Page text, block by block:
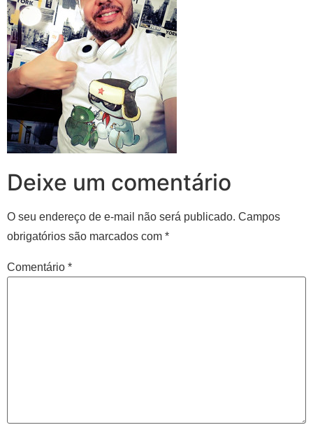
Deixe um comentário
O seu endereço de e-mail não será publicado. Campos
obrigatórios são marcados com *
Comentário *